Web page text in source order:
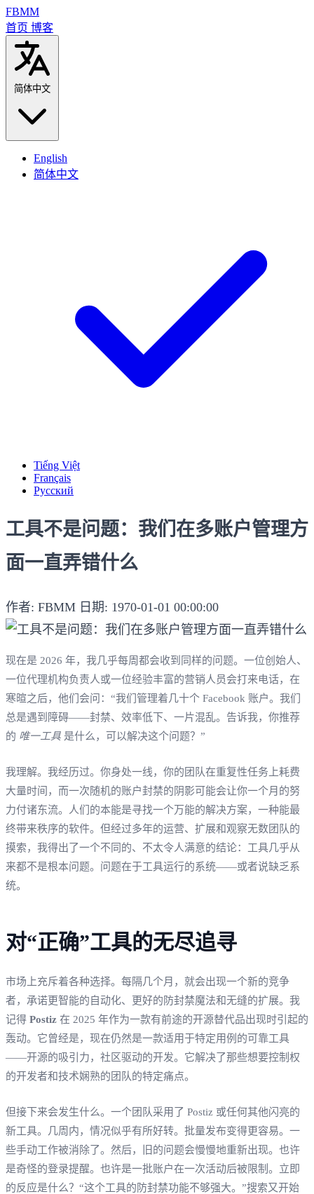
FBMM
首页 博客
简体中文
English
简体中文
Tiếng Việt
Français
Русский
工具不是问题：我们在多账户管理方
面一直弄错什么
作者: FBMM 日期: 1970-01-01 00:00:00
现在是 2026 年，我几乎每周都会收到同样的问题。一位创始人、
一位代理机构负责人或一位经验丰富的营销人员会打来电话，在
寒暄之后，他们会问：“我们管理着几十个 Facebook 账户。我们
总是遇到障碍——封禁、效率低下、一片混乱。告诉我，你推荐
的 唯一工具 是什么，可以解决这个问题？”
我理解。我经历过。你身处一线，你的团队在重复性任务上耗费
大量时间，而一次随机的账户封禁的阴影可能会让你一个月的努
力付诸东流。人们的本能是寻找一个万能的解决方案，一种能最
终带来秩序的软件。但经过多年的运营、扩展和观察无数团队的
摸索，我得出了一个不同的、不太令人满意的结论：工具几乎从
来都不是根本问题。问题在于工具运行的系统——或者说缺乏系
统。
对“正确”工具的无尽追寻
市场上充斥着各种选择。每隔几个月，就会出现一个新的竞争
者，承诺更智能的自动化、更好的防封禁魔法和无缝的扩展。我
记得 Postiz 在 2025 年作为一款有前途的开源替代品出现时引起的
轰动。它曾经是，现在仍然是一款适用于特定用例的可靠工具
——开源的吸引力，社区驱动的开发。它解决了那些想要控制权
的开发者和技术娴熟的团队的特定痛点。
但接下来会发生什么。一个团队采用了 Postiz 或任何其他闪亮的
新工具。几周内，情况似乎有所好转。批量发布变得更容易。一
些手动工作被消除了。然后，旧的问题会慢慢地重新出现。也许
是奇怪的登录提醒。也许是一批账户在一次活动后被限制。立即
的反应是什么？“这个工具的防封禁功能不够强大。”搜索又开始